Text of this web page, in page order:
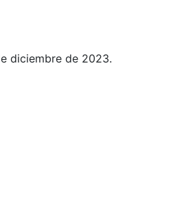
diciembre de 2023.